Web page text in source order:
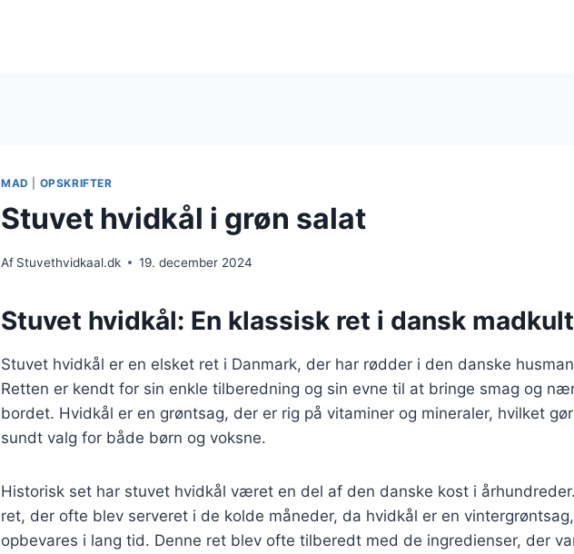
MAD OPSKRIFTER
Stuvet hvidkål i grøn salat
Af Stuvethvidkaal.dk 19. december 2024
Stuvet hvidkål: En klassisk ret i dansk
Stuvet hvidkål er en elsket ret i Danmark, der har rødder i den danske
Retten er kendt for sin enkle tilberedning og sin evne til at bringe smag og
bordet. Hvidkål er en grøntsag, der er rig på vitaminer og mineraler, hvilket
sundt valg for både børn og voksne.
Historisk set har stuvet hvidkål været en del af den danske kost i
ret, der ofte blev serveret i de kolde måneder, da hvidkål er en
opbevares i lang tid. Denne ret blev ofte tilberedt med de ingredienser, der